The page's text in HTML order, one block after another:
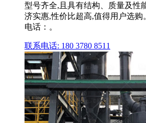
型号齐全,且具有结构、质量及性
济实惠,性价比超高,值得用户选
电话：。
联系电话: 180 3780 8511